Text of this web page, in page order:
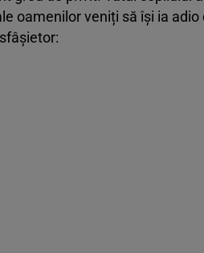
oamenilor veniți să își ia